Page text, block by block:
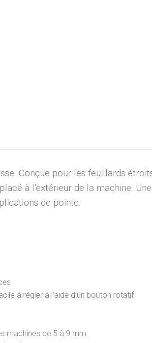
Conçue pour les feuillards
à l’extérieur de la machine.
de pointe.
à régler à l’aide d’un bouton rotatif
machines de 5 à 9 mm